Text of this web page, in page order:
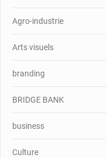
Agro-industrie
Arts visuels
branding
BRIDGE BANK
business
Culture